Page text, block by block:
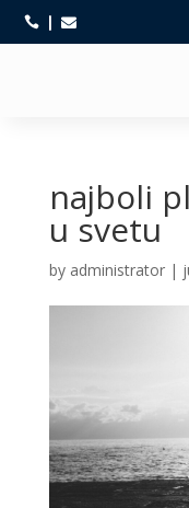
 
najboli
u svetu
by administrator|